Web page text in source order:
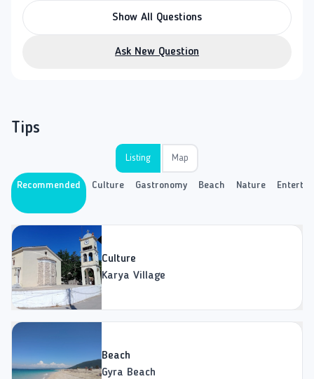
Show All Questions
Ask New Question
Tips
Listing Map
Recommended Culture Gastronomy Beach Nature
Culture
Karya Village
Beach
Gyra Beach